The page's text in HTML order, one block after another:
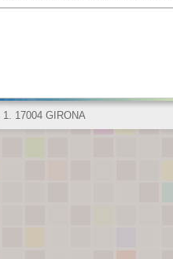
1. 17004 GIRONA